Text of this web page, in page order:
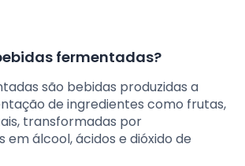
fermentadas?
são bebidas produzidas a
de ingredientes como frutas,
transformadas por
em álcool, ácidos e dióxido de